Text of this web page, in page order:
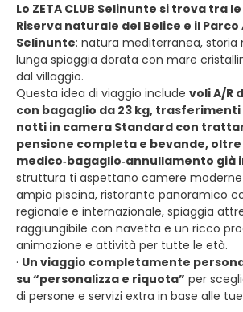
Lo ZETA CLUB Selinunte si trova tra
Riserva naturale del Belice e il
Selinunte: natura mediterranea, storia
lunga spiaggia dorata con mare
dal villaggio.
Questa idea di viaggio include voli A/R
con bagaglio da 23 kg,
notti in camera Standard con
pensione completa e bevande, oltre
medico‑bagaglio‑annullamento già
struttura ti aspettano camere
ampia piscina, ristorante panoramico
regionale e internazionale, spiaggia
raggiungibile con navetta e un ricco
animazione e attività per tutte le età.
· Un viaggio completamente
su “personalizza e riquota” per
di persone e servizi extra in base alle